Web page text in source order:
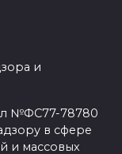
и
№ФС77-78780
в сфере
и массовых